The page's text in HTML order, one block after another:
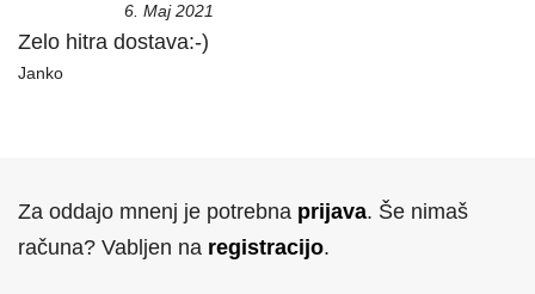
6. Maj 2021
Zelo hitra dostava:-)
Janko
Za oddajo mnenj je potrebna prijava. Še nimaš
računa? Vabljen na registracijo.